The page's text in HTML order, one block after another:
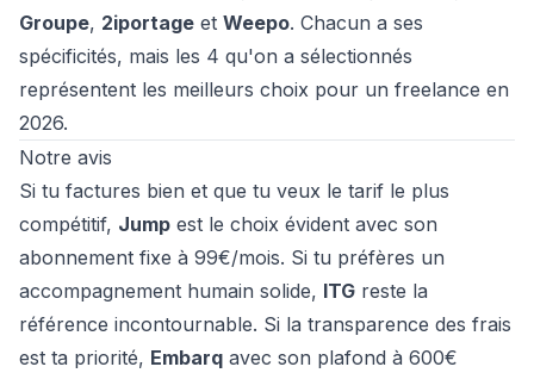
Groupe, 2iportage et Weepo. Chacun a ses
spécificités, mais les 4 qu'on a sélectionnés
représentent les meilleurs choix pour un freelance en
2026.
Notre avis
Si tu factures bien et que tu veux le tarif le plus
compétitif, Jump est le choix évident avec son
abonnement fixe à 99€/mois. Si tu préfères un
accompagnement humain solide, ITG reste la
référence incontournable. Si la transparence des frais
est ta priorité, Embarq avec son plafond à 600€